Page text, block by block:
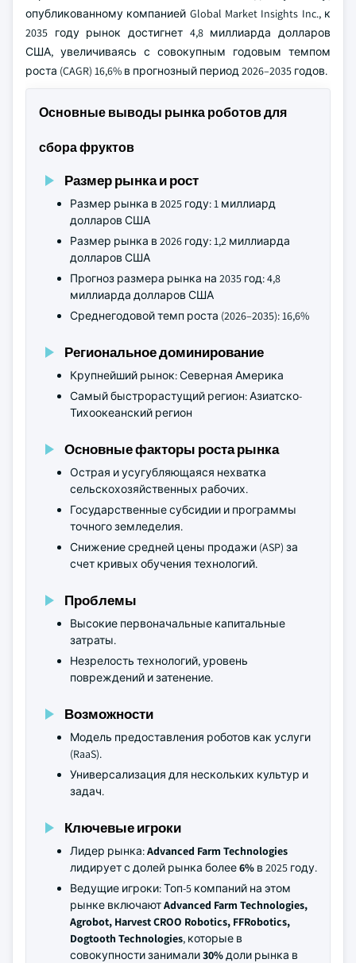
опубликованному компанией Global Market Insights Inc., к
2035 году рынок достигнет 4,8 миллиарда долларов
США, увеличиваясь с совокупным годовым темпом
роста (CAGR) 16,6% в прогнозный период 2026–2035 годов.
Основные выводы рынка роботов для
сбора фруктов
Размер рынка и рост
Размер рынка в 2025 году: 1 миллиард
долларов США
Размер рынка в 2026 году: 1,2 миллиарда
долларов США
Прогноз размера рынка на 2035 год: 4,8
миллиарда долларов США
Среднегодовой темп роста (2026–2035): 16,6%
Региональное доминирование
Крупнейший рынок: Северная Америка
Самый быстрорастущий регион: Азиатско-
Тихоокеанский регион
Основные факторы роста рынка
Острая и усугубляющаяся нехватка
сельскохозяйственных рабочих.
Государственные субсидии и программы
точного земледелия.
Снижение средней цены продажи (ASP) за
счет кривых обучения технологий.
Проблемы
Высокие первоначальные капитальные
затраты.
Незрелость технологий, уровень
повреждений и затенение.
Возможности
Модель предоставления роботов как услуги
(RaaS).
Универсализация для нескольких культур и
задач.
Ключевые игроки
Лидер рынка:Advanced Farm Technologies
лидирует с долей рынка более6% в 2025 году.
Ведущие игроки: Топ-5 компаний на этом
рынке включаютAdvanced Farm Technologies,
Agrobot, Harvest CROO Robotics, FFRobotics,
Dogtooth Technologies, которые в
совокупности занимали30%доли рынка в